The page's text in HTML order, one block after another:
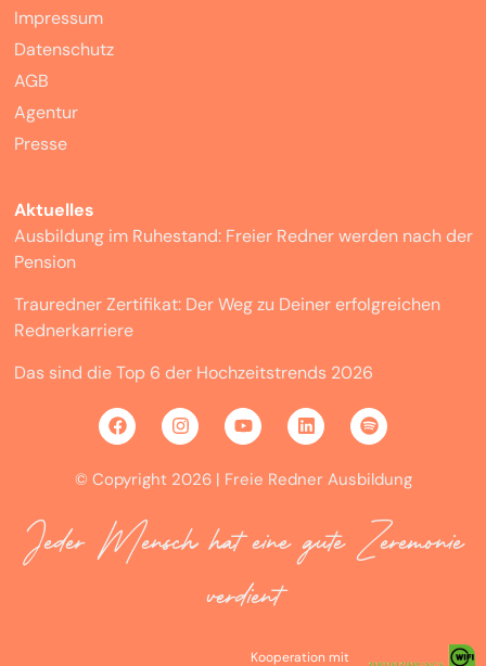
Impressum
Datenschutz
AGB
Agentur
Presse
Aktuelles
Ausbildung im Ruhestand: Freier Redner werden nach der
Pension
Trauredner Zertifikat: Der Weg zu Deiner erfolgreichen
Rednerkarriere
Das sind die Top 6 der Hochzeitstrends 2026
© Copyright 2026 | Freie Redner Ausbildung
Jeder Mensch hat eine gute Zeremonie
verdient
Kooperation mit